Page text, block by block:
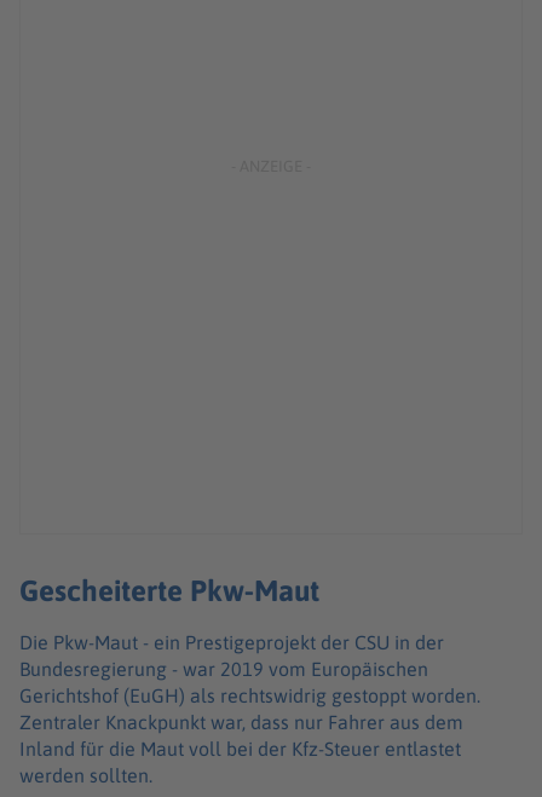
Gescheiterte Pkw-Maut
Die Pkw-Maut - ein Prestigeprojekt der CSU in der
Bundesregierung - war 2019 vom Europäischen
Gerichtshof (EuGH) als rechtswidrig gestoppt worden.
Zentraler Knackpunkt war, dass nur Fahrer aus dem
Inland für die Maut voll bei der Kfz-Steuer entlastet
werden sollten.